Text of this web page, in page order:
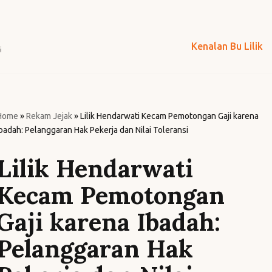
Kenalan Bu Lilik
»Rekam Jejak »Lilik Hendarwati Kecam Pemotongan Gaji karena
Pelanggaran Hak Pekerja dan Nilai Toleransi
Hendarwati
Pemotongan
karena Ibadah:
Hak